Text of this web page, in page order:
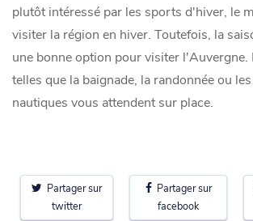
plutôt intéressé par les sports d'hiver, le
visiter la région en hiver. Toutefois, la
une bonne option pour visiter l'Auvergne.
telles que la baignade, la randonnée ou
nautiques vous attendent sur place.
Partager sur
twitter
Partager sur
facebook